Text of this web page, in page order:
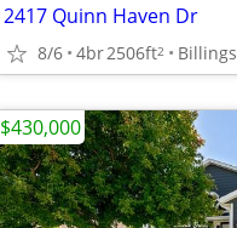
2417 Quinn Haven Dr
8/6 4br2506ft2 Billings
$430,000